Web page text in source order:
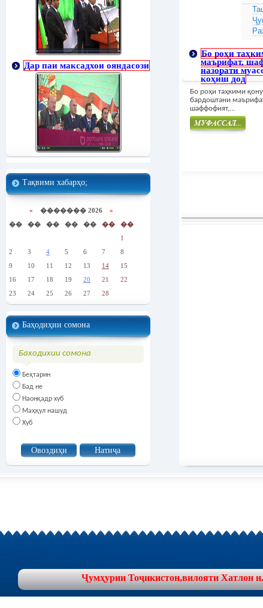
Дар паи максадхои ояндасози
Тақвими хабарҳо;
« ������� 2026 »
��
�� �� �� �� ��
��
1
2
3 4 5 6 7
8
9
10 11 12 13 14
15
16
17 18 19 20 21
22
23
24 25 26 27 28
Баҳодиҳии сомона
Баходихии сомона
Беҳтарин
Бад не
Наонқадр хуб
Маҳқул нашуд
Хуб
Бо роҳи
маърифат,
назорати
коҳиш дод
Бо роҳи таҳкими
бардоштани
шаффофият,...
Ҷумҳурии Тоҷикистон,вилояти Хатлон